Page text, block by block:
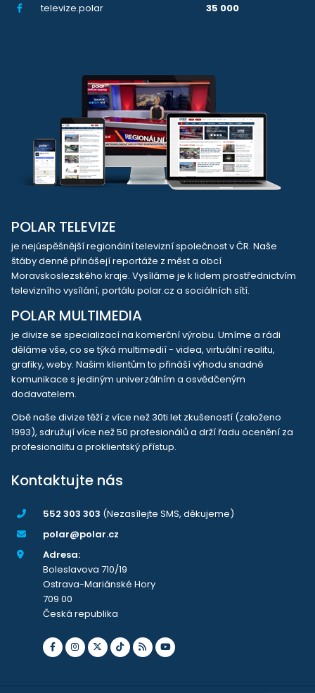
televize.polar
35 000
POLAR TELEVIZE
je nejúspěšnější regionální televizní společnost v ČR. Naše
štáby denně přinášejí reportáže z měst a obcí
Moravskoslezského kraje. Vysíláme je k lidem prostřednictvím
televizního vysílání, portálu polar.cz a sociálních sítí.
POLAR MULTIMEDIA
je divize se specializací na komerční výrobu. Umíme a rádi
děláme vše, co se týká multimedií - videa, virtuální realitu,
grafiky, weby. Našim klientům to přináší výhodu snadné
komunikace s jediným univerzálním a osvědčeným
dodavatelem.
Obě naše divize těží z více než 30ti let zkušeností (založeno
1993), sdružují více než 50 profesionálů a drží řadu ocenění za
profesionalitu a proklientský přístup.
Kontaktujte nás
552 303 303 (Nezasílejte SMS, děkujeme)
polar@polar.cz
Adresa:
Boleslavova 710/19
Ostrava-Mariánské Hory
709 00
Česká republika